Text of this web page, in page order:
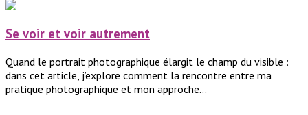
Se voir et voir autrement
Quand le portrait photographique élargit le champ du visible :
dans cet article, j’explore comment la rencontre entre ma
pratique photographique et mon approche...